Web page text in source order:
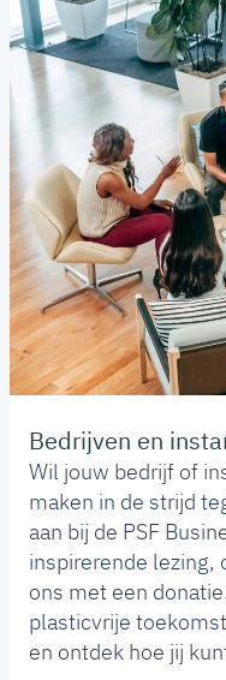
Bedrijven en
Wil jouw bedrijf of
maken in de strijd
aan bij de PSF
inspirerende lezing,
ons met een
plasticvrije
en ontdek hoe jij